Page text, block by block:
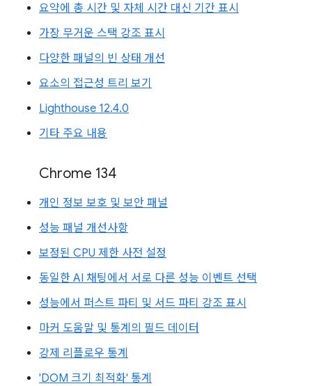
요약에 총 시간 및 자체 시간 대신 기간 표시
가장 무거운 스택 강조 표시
다양한 패널의 빈 상태 개선
요소의 접근성 트리 보기
Lighthouse 12.4.0
기타 주요 내용
Chrome 134
개인 정보 보호 및 보안 패널
성능 패널 개선사항
보정된 CPU 제한 사전 설정
동일한 AI 채팅에서 서로 다른 성능 이벤트 선택
성능에서 퍼스트 파티 및 서드 파티 강조 표시
마커 도움말 및 통계의 필드 데이터
강제 리플로우 통계
'DOM 크기 최적화' 통계